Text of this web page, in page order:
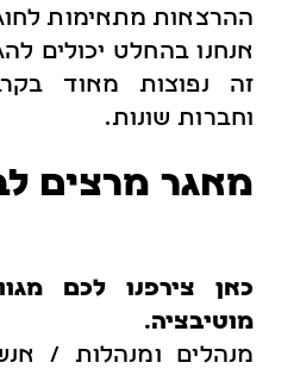
ההרצאות מתאימות
אנחנו בהחלט יכולים
זה נפוצות מאוד
וחברות שונות.
מאגר מרצים
כאן צירפנו לכם
מוטיבציה.
מנהלים ומנהלות /